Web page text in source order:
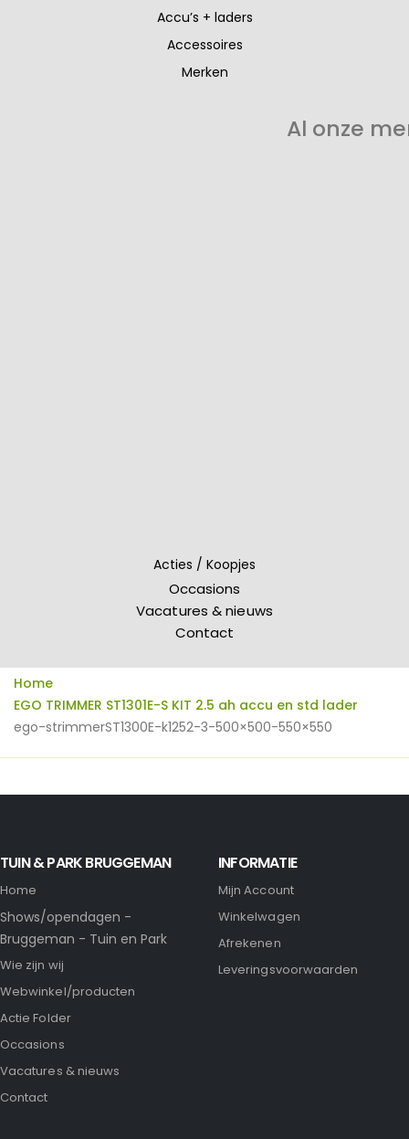
Accu’s + laders
Accessoires
Merken
Al onze
Acties / Koopjes
Occasions
Vacatures & nieuws
Contact
Home
EGO TRIMMER ST1301E-S KIT 2.5 ah accu en std lader
ego-strimmerST1300E-k1252-3-500×500-550×550
TUIN & PARK BRUGGEMAN
Home
Shows/opendagen -
Bruggeman - Tuin en Park
Wie zijn wij
Webwinkel/producten
Actie Folder
Occasions
Vacatures & nieuws
Contact
INFORMATIE
Mijn Account
Winkelwagen
Afrekenen
Leveringsvoorwaarden